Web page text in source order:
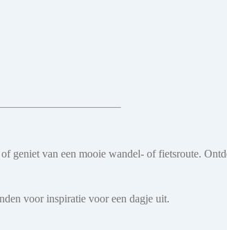
geniet van een mooie wandel- of fietsroute.
voor inspiratie voor een dagje uit.